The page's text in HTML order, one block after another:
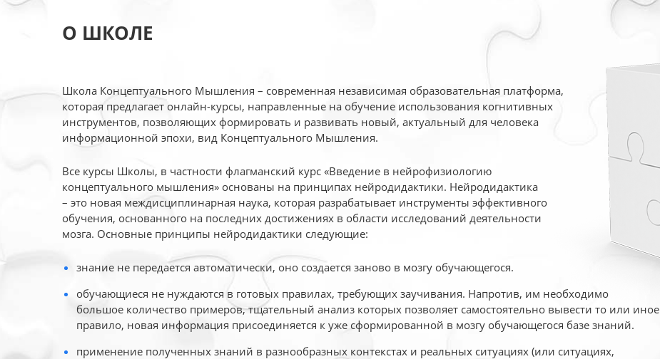
О ШКОЛЕ
Школа Концептуального Мышления – современная независимая образовательная платформа,
которая предлагает онлайн-курсы, направленные на обучение использования когнитивных
инструментов, позволяющих формировать и развивать новый, актуальный для человека
информационной эпохи, вид Концептуального Мышления.
Все курсы Школы, в частности флагманский курс «Введение в нейрофизиологию
концептуального мышления» основаны на принципах нейродидактики. Нейродидактика
– это новая междисциплинарная наука, которая разрабатывает инструменты эффективного
обучения, основанного на последних достижениях в области исследований деятельности
мозга. Основные принципы нейродидактики следующие:
знание не передается автоматически, оно создается заново в мозгу обучающегося.
обучающиеся не нуждаются в готовых правилах, требующих заучивания. Напротив, им необходимо
большое количество примеров, тщательный анализ которых позволяет самостоятельно вывести то или иное
правило, новая информация присоединяется к уже сформированной в мозгу обучающегося базе знаний.
применение полученных знаний в разнообразных контекстах и реальных ситуациях (или ситуациях,